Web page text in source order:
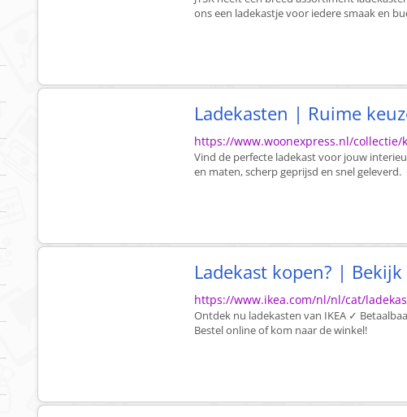
ons een ladekastje voor iedere smaak en
Ladekasten | Ruime
https://www.woonexpress.nl/collectie/
Vind de perfecte ladekast voor jouw
en maten, scherp geprijsd en snel geleverd.
Ladekast kopen? |
https://www.ikea.com/nl/nl/cat/
Ontdek nu ladekasten van IKEA ✓
Bestel online of kom naar de winkel!